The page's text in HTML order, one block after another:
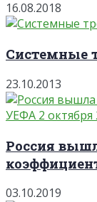
16.08.2018
Системные
23.10.2013
Россия
03.10.2019